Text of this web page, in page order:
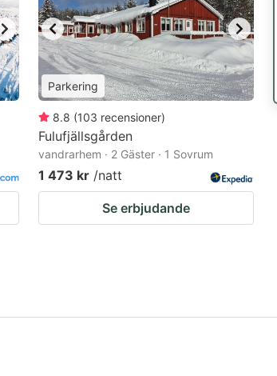
Parkering
8.8 (103 recensioner)
Fulufjällsgården
vandrarhem · 2 Gäster · 1 Sovrum
1 473 kr /natt
Se erbjudande